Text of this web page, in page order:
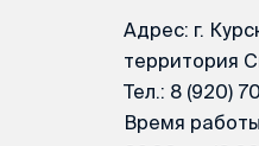
Адрес: г.
территория
Тел.: 8 (920)
Время